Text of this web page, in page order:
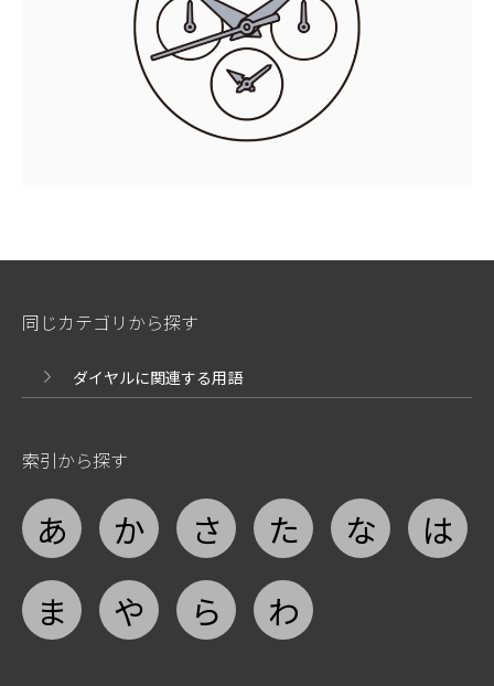
同じカテゴリから探す
ダイヤルに関連する用語
索引から探す
あ か さ た な
は
ま
や ら わ